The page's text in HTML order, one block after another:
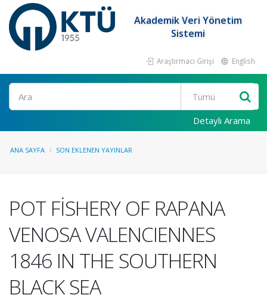
Akademik Veri Yönetim
Sistemi
Araştırmacı Girişi English
Ara
Detaylı Arama
ANA SAYFA SON EKLENEN YAYINLAR
POT FİSHERY OF RAPANA
VENOSA VALENCIENNES
1846 IN THE SOUTHERN
BLACK SEA